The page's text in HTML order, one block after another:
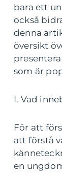
bara ett
också
denna
översikt
som är
I. Vad
För att
att förstå
en